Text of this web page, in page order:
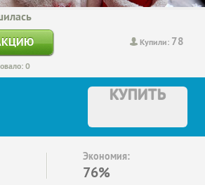
Купили: 78
0
КУПИТЬ
Экономия:
76%